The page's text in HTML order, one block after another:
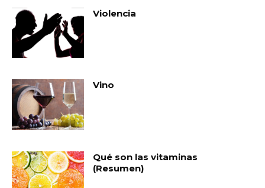
Violencia
Vino
Qué son las vitaminas
(Resumen)